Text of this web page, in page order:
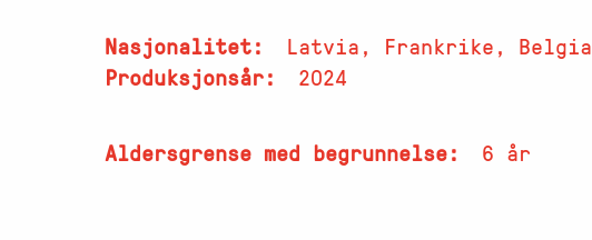
Nasjonalitet
Latvia, Frankrike, Belgia
Produksjonsår
2024
Aldersgrense med begrunnelse 6 år